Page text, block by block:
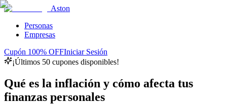
Aston
Personas
Empresas
Cupón 100% OFFIniciar Sesión
¡Últimos 50 cupones disponibles!
Qué es la inflación y cómo afecta tus
finanzas personales